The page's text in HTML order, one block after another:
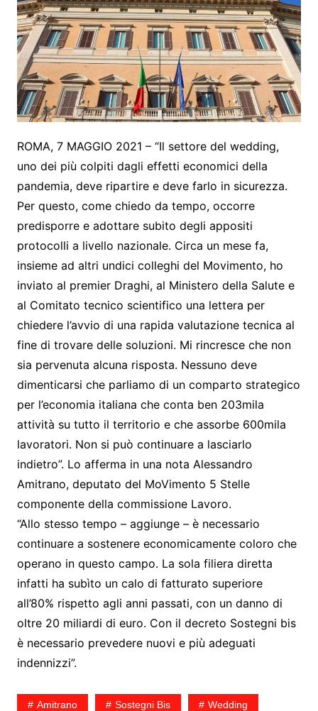
ROMA, 7 MAGGIO 2021 – “Il settore del wedding,
uno dei più colpiti dagli effetti economici della
pandemia, deve ripartire e deve farlo in sicurezza.
Per questo, come chiedo da tempo, occorre
predisporre e adottare subito degli appositi
protocolli a livello nazionale. Circa un mese fa,
insieme ad altri undici colleghi del Movimento, ho
inviato al premier Draghi, al Ministero della Salute e
al Comitato tecnico scientifico una lettera per
chiedere l’avvio di una rapida valutazione tecnica al
fine di trovare delle soluzioni. Mi rincresce che non
sia pervenuta alcuna risposta. Nessuno deve
dimenticarsi che parliamo di un comparto strategico
per l’economia italiana che conta ben 203mila
attività su tutto il territorio e che assorbe 600mila
lavoratori. Non si può continuare a lasciarlo
indietro”. Lo afferma in una nota Alessandro
Amitrano, deputato del MoVimento 5 Stelle
componente della commissione Lavoro.
“Allo stesso tempo – aggiunge – è necessario
continuare a sostenere economicamente coloro che
operano in questo campo. La sola filiera diretta
infatti ha subìto un calo di fatturato superiore
all’80% rispetto agli anni passati, con un danno di
oltre 20 miliardi di euro. Con il decreto Sostegni bis
è necessario prevedere nuovi e più adeguati
indennizzi”.
Amitrano Sostegni Bis Wedding